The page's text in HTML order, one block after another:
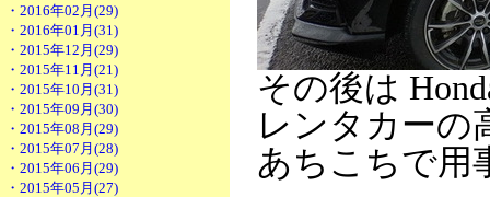
・2016年02月(29)
・2016年01月(31)
・2015年12月(29)
・2015年11月(21)
・2015年10月(31)
・2015年09月(30)
・2015年08月(29)
・2015年07月(28)
・2015年06月(29)
・2015年05月(27)
その後は
レンタカーの
あちこちで用